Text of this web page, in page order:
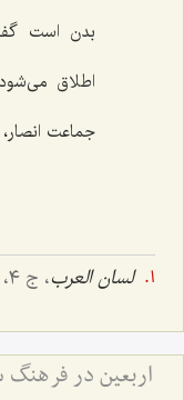
بدن است
اطلاق
جماعت
لسان العرب، ج ٤، ص ٤١٢.
اربعین در فرهنگ